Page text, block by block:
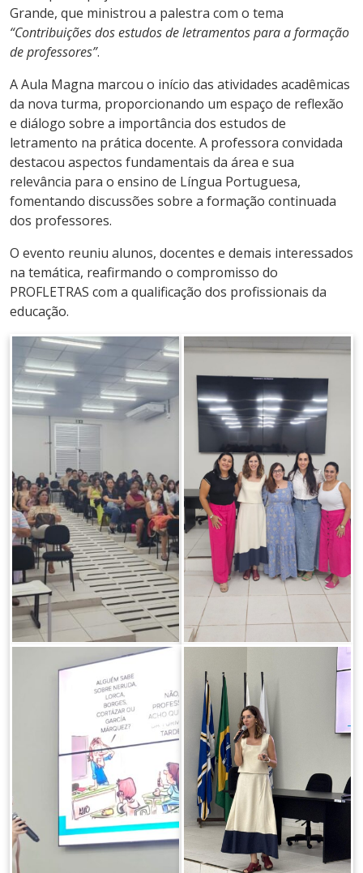
Grande, que ministrou a palestra com o tema
“Contribuições dos estudos de letramentos para a formação
de professores”.
A Aula Magna marcou o início das atividades acadêmicas
da nova turma, proporcionando um espaço de reflexão
e diálogo sobre a importância dos estudos de
letramento na prática docente. A professora convidada
destacou aspectos fundamentais da área e sua
relevância para o ensino de Língua Portuguesa,
fomentando discussões sobre a formação continuada
dos professores.
O evento reuniu alunos, docentes e demais interessados
na temática, reafirmando o compromisso do
PROFLETRAS com a qualificação dos profissionais da
educação.